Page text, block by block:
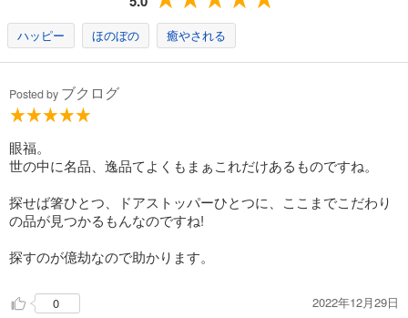
ハッピー ほのぼの 癒やされる
Posted by ブクログ
眼福。
世の中に名品、逸品てよくもまぁこれだけあるものですね。
探せば箸ひとつ、ドアストッパーひとつに、ここまでこだわり
の品が見つかるもんなのですね!
探すのが億劫なので助かります。
0 2022年12月29日